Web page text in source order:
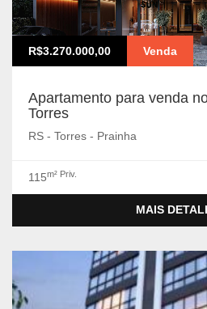
R$3.270.000,00 Venda
Apartamento para venda
Torres
RS - Torres - Prainha
115m² Priv.
MAIS